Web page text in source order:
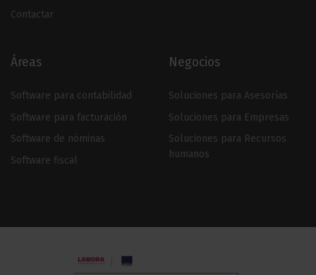
Contactar
Áreas
Software para contabilidad
Software para facturación
Software de nóminas
Software fiscal
Negocios
Soluciones para Asesorías
Soluciones para Empresas
Soluciones para Recursos
humanos